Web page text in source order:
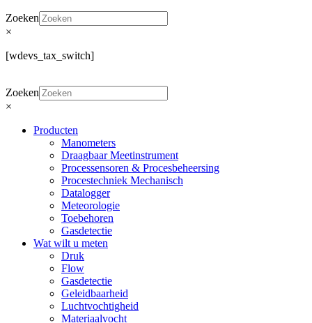
Zoeken
×
[wdevs_tax_switch]
Zoeken
×
Producten
Manometers
Draagbaar Meetinstrument
Processensoren & Procesbeheersing
Procestechniek Mechanisch
Datalogger
Meteorologie
Toebehoren
Gasdetectie
Wat wilt u meten
Druk
Flow
Gasdetectie
Geleidbaarheid
Luchtvochtigheid
Materiaalvocht